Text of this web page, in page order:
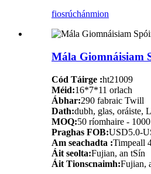
fiosrúchánmion
Mála Giomnáisiam
Cód Táirge :ht21009
Méid:16*7*11 orlach
Ábhar:290 fabraic Twill
Dath:dubh, glas, oráiste,
MOQ:50 ríomhaire -
Praghas FOB:USD5.0-
Am seachadta :Timpeall
Áit seolta:Fujian, an tSín
Áit Tionscnaimh:Fujian,